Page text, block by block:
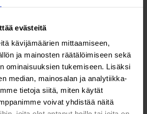
evästeitä
kävijämäärien mittaamiseen,
ja mainosten räätälöimiseen sekä
ominaisuuksien tukemiseen. Lisäksi
median, mainosalan ja analytiikka-
tietoja siitä, miten käytät
voivat yhdistää näitä
sanansa sanottavana:
Voitto piikittää itseään. Mielestäni
ei pistäminen, saati lääkeaine.
kaikki samanlaisia – tekevät seksin
puheeksi puolison kanssa